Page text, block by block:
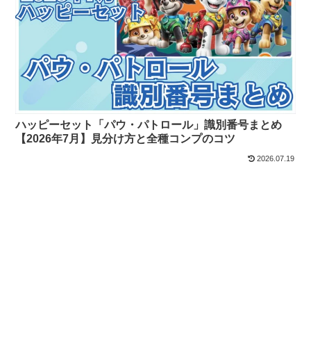
ハッピーセット「パウ・パトロール」識別番号まとめ
【2026年7月】見分け方と全種コンプのコツ
2026.07.19